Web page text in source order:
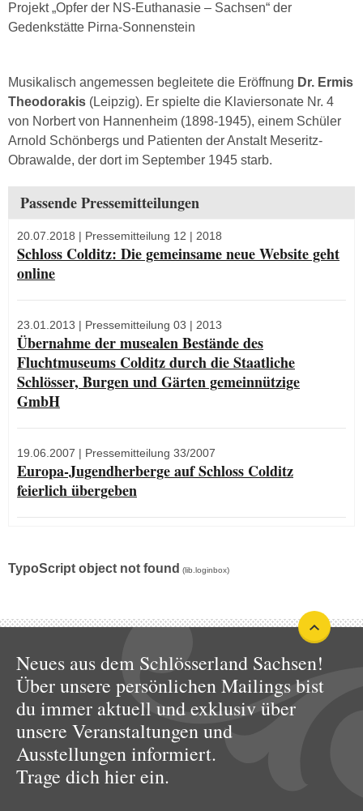
Projekt „Opfer der NS-Euthanasie – Sachsen“ der
Gedenkstätte Pirna-Sonnenstein
Musikalisch angemessen begleitete die Eröffnung Dr. Ermis
Theodorakis (Leipzig). Er spielte die Klaviersonate Nr. 4
von Norbert von Hannenheim (1898-1945), einem Schüler
Arnold Schönbergs und Patienten der Anstalt Meseritz-
Obrawalde, der dort im September 1945 starb.
Passende Pressemitteilungen
20.07.2018 | Pressemitteilung 12 | 2018
Schloss Colditz: Die gemeinsame neue Website geht
online
23.01.2013 | Pressemitteilung 03 | 2013
Übernahme der musealen Bestände des
Fluchtmuseums Colditz durch die Staatliche
Schlösser, Burgen und Gärten gemeinnützige
GmbH
19.06.2007 | Pressemitteilung 33/2007
Europa-Jugendherberge auf Schloss Colditz
feierlich übergeben
TypoScript object not found (lib.loginbox)
Neues aus dem Schlösserland Sachsen!
Über unsere persönlichen Mailings bist
du immer aktuell und exklusiv über
unsere Veranstaltungen und
Ausstellungen informiert.
Trage dich hier ein.